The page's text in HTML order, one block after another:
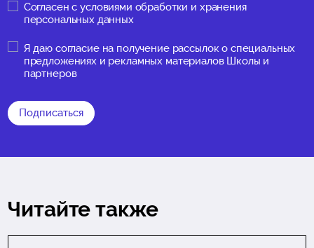
Согласен сусловиями обработки и хранения
персональных данных
Я даю согласие на получение рассылок о специальных
предложениях и рекламных материалов Школы и
партнеров
Подписаться
Читайте также